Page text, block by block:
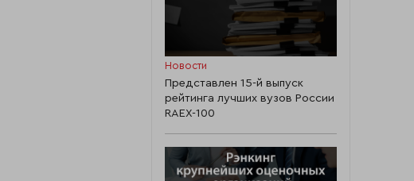
Новости
Представлен 15-й выпуск
рейтинга лучших вузов России
RAEX-100